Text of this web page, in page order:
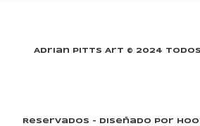
Adrian Pitts Art © 2024
Reservados - Diseñado Por